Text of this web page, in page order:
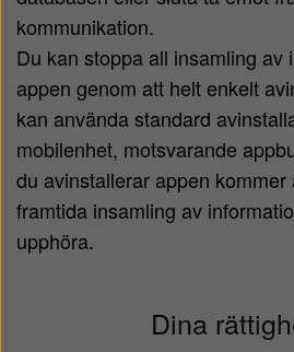
kommunikation.
Du kan stoppa all insamling av
appen genom att helt enkelt
kan använda standard
mobilenhet, motsvarande
du avinstallerar appen kommer
framtida insamling av
upphöra.
Dina